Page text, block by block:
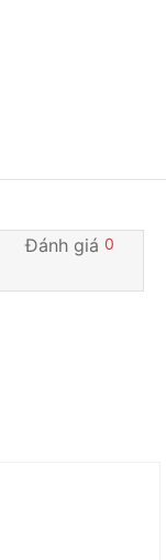
Đánh giá 0